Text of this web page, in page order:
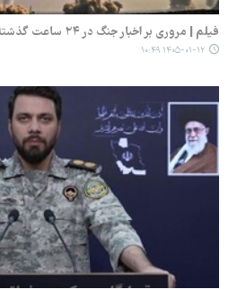
فیلم | مروری بر اخبار جنگ در ۲۴ ساعت گذشته
۱۴۰۵-۰۱-۱۲ ۱۰:۴۹